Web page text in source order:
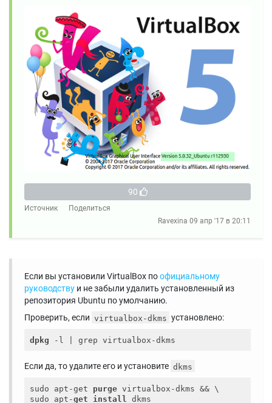
90
Источник
Поделиться
Ravexina 09 апр '17 в 20:11
Если вы установили VirtualBox поофициальному
руководству и не забыли удалить установленный из
репозитория Ubuntu по умолчанию.
Проверить, если virtualbox-dkms установлено:
dpkg
Если да, то удалите его и установите dkms
sudo apt-get purge virtualbox-dkms && \
sudo apt-get install